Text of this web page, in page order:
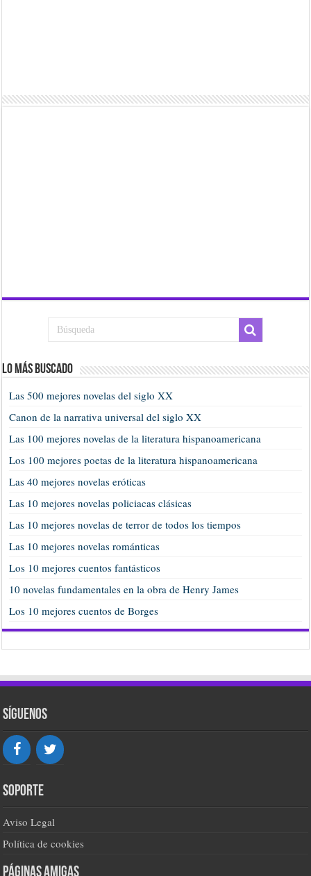
Lo más buscado
Las 500 mejores novelas del siglo XX
Canon de la narrativa universal del siglo XX
Las 100 mejores novelas de la literatura hispanoamericana
Los 100 mejores poetas de la literatura hispanoamericana
Las 40 mejores novelas eróticas
Las 10 mejores novelas policiacas clásicas
Las 10 mejores novelas de terror de todos los tiempos
Las 10 mejores novelas románticas
Los 10 mejores cuentos fantásticos
10 novelas fundamentales en la obra de Henry James
Los 10 mejores cuentos de Borges
Síguenos
Soporte
Aviso Legal
Política de cookies